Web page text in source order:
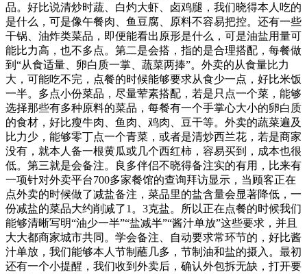
品。好比说清炒时蔬、白灼大虾、卤鸡腿，我们晓得本人吃的
是什么，可是像午餐肉、鱼豆腐、原料不容易把控。还有一些
干锅、油炸类菜品，即便能看出原形是什么，可是油盐用量可
能比力高，也不多点。第二是会搭，指的是合理搭配，每餐做
到“从食适量、卵白质一掌、蔬菜两捧”。外卖的从食量比力
大，可能吃不完，点餐的时候能够要求从食少一点，好比米饭
一半。多点小份菜品，尽量荤素搭配，若是只点一个菜，能够
选择那些有多种原料的菜品，每餐有一个手掌心大小的卵白质
的食材，好比瘦牛肉、鱼肉、鸡肉、豆干等。外卖的蔬菜遍及
比力少，能够零丁点一个青菜，或者是清炒西兰花，若是商家
没有，就本人备一根黄瓜或几个西红柿，容易买到，成本也很
低。第三就是会备注。良多伴侣不晓得备注实的有用，比来有
一项针对外卖平台700多家餐馆的查询拜访显示，当顾客正在
点外卖的时候做了减盐备注，菜品里的盐含量会显著降低，一
份减盐的菜品大约削减了1。3克盐。所以正在点餐的时候我们
能够清晰写明“油少一半”“盐减半”“酱汁单放”这些要求，并且
大大都商家城市共同。学会备注、自动要求常环节的，好比酱
汁单放，我们能够本人节制蘸几多，节制油和盐的摄入。最初
还有一个小提醒，我们收到外卖后，确认外包拆无缺，打开要